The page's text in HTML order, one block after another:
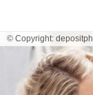
© Copyright: